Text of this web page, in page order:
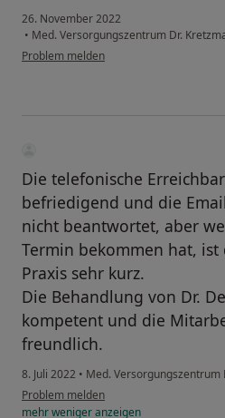
26. November 2022
• Med. Versorgungszentrum Dr.
Problem melden
Die telefonische
befriedigend und die
nicht beantwortet, aber
Termin bekommen hat,
Praxis sehr kurz.
Die Behandlung von Dr.
kompetent und die
freundlich.
8. Juli 2022 • Med. Versorgungszentrum
Problem melden
mehrwenigeranzeigen